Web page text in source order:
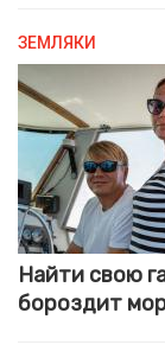
ЗЕМЛЯКИ
Найти свою
бороздит